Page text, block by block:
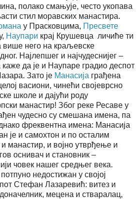
полако смањује, често укопава
стил моравских манастира.
у Прасковцима, Пресвете
Наупари крај Крушевца личиће ти
него на краљевске
Најлепшег и најчудеснијег –
да је и Наупаре градио деспот
Зато је Манасија грађена
васиони, чинећи својеврсно
школе и дајући роду
манастир! Због реке Ресаве у
чудесно су смешана имена, па
фреквентна имена: Манасија
је и самохтон и по осталим
и манастир, и војно утврђење и
оснивач и становник –
човек нашег средњег века.
недостижан у својој
Стефан Лазаревић: витез и
мецена и стваралац,